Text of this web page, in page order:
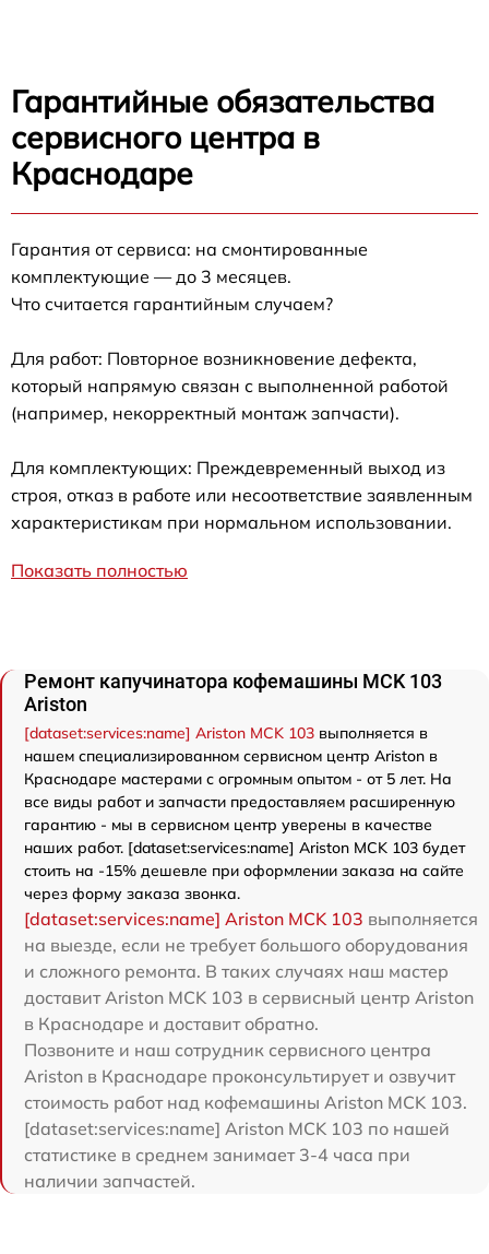
Гарантийные обязательства
сервисного центра в
Краснодаре
Гарантия от сервиса: на смонтированные
комплектующие — до 3 месяцев.
Что считается гарантийным случаем?
Для работ: Повторное возникновение дефекта,
который напрямую связан с выполненной работой
(например, некорректный монтаж запчасти).
Для комплектующих: Преждевременный выход из
строя, отказ в работе или несоответствие заявленным
характеристикам при нормальном использовании.
Показать полностью
Ремонт капучинатора кофемашины MCK 103
Ariston
[dataset:services:name] Ariston MCK 103 выполняется в
нашем специализированном сервисном центр Ariston в
Краснодаре мастерами с огромным опытом - от 5 лет. На
все виды работ и запчасти предоставляем расширенную
гарантию - мы в сервисном центр уверены в качестве
наших работ. [dataset:services:name] Ariston MCK 103 будет
стоить на -15% дешевле при оформлении заказа на сайте
через форму заказа звонка.
[dataset:services:name] Ariston MCK 103 выполняется
на выезде, если не требует большого оборудования
и сложного ремонта. В таких случаях наш мастер
доставит Ariston MCK 103 в сервисный центр Ariston
в Краснодаре и доставит обратно.
Позвоните и наш сотрудник сервисного центра
Ariston в Краснодаре проконсультирует и озвучит
стоимость работ над кофемашины Ariston MCK 103.
[dataset:services:name] Ariston MCK 103 по нашей
статистике в среднем занимает 3-4 часа при
наличии запчастей.